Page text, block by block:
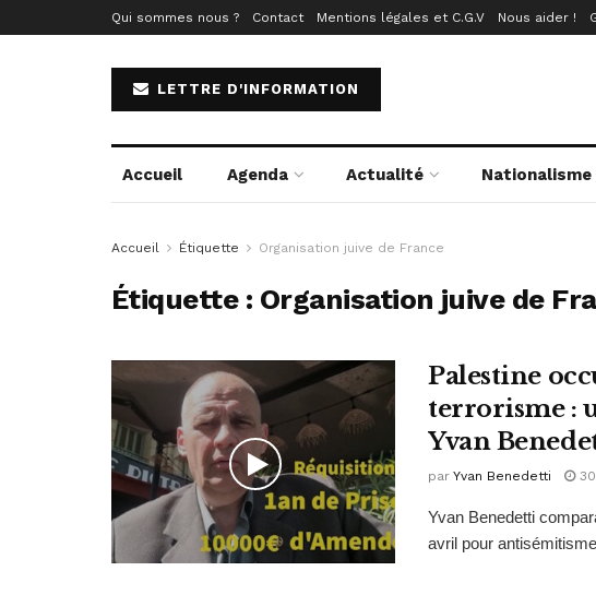
Qui sommes nous ? Contact Mentions légales et C.G.V Nous aider !
LETTRE D'INFORMATION
Accueil Agenda Actualité Nationalisme
Accueil Étiquette Organisation juive de France
Étiquette : Organisation juive de
Palestine
terrorisme :
Yvan
par Yvan Benedetti 30
Yvan Benedetti
avril pour